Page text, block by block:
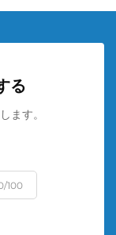
る
ます。
100